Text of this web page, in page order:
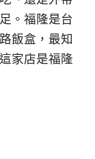
。福隆是台
飯盒，最知
家店是福隆